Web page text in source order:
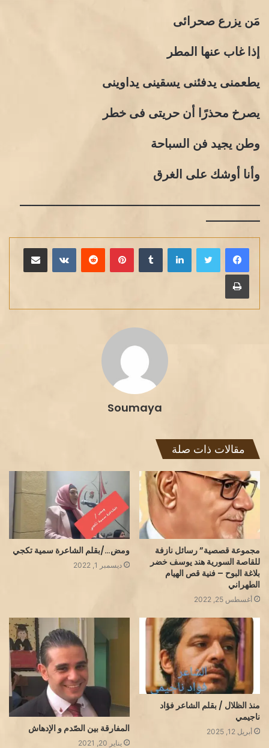
مَن يزرع صحرائى
إذا غاب عنها المطر
يطعمنى يدفئنى يسقينى يداوينى
يصرخ محذرًا أن حريتى فى خطر
وطن يجيد فن السباحة
وأنا أوشك على الغرق
————————————————————
————–
لينكدإن بينتيريست مشاركة عبر البريد
طباعة
Soumaya
مقالات ذات صلة
مجموعة قصصية” رسائل نازفة
للقاصة السورية هند يوسف خضر
بلاغة البوح – فنية قص الهيام
الطهراني
أغسطس 25, 2022
ومض…/بقلم الشاعرة سمية تكجي
ديسمبر 1, 2022
منذ الظلال / بقلم الشاعر فؤاد
ناجيمي
أبريل 12, 2025 المفارقة بين الصّدم و الإدهاش
يناير 20, 2021